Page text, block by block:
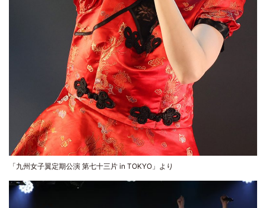
「九州女子翼定期公演 第七十三片 in TOKYO」より